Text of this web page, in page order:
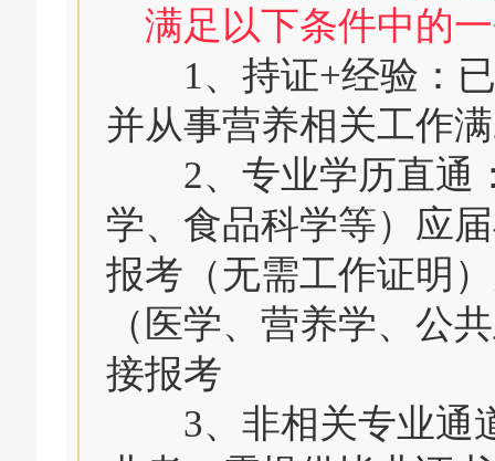
满足以下条件中的
1、持证+经验：已
并从事营养相关工作
2、专业学历直通
学、食品科学等）应
报考（无需工作证明
（医学、营养学、公
接报考
3、非相关专业通